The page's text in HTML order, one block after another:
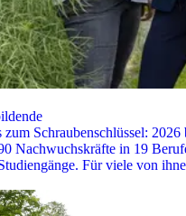
Schraubenschlüssel: 2026
Nachwuchskräfte in 19
Für viele von